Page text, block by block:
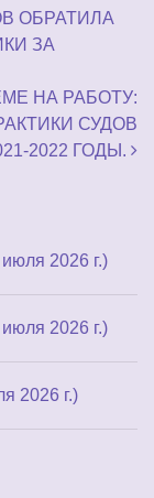
ОБРАТИЛА
ЗА
НА РАБОТУ:
СУДОВ
2022 ГОДЫ.
2026 г.)
2026 г.)
2026 г.)